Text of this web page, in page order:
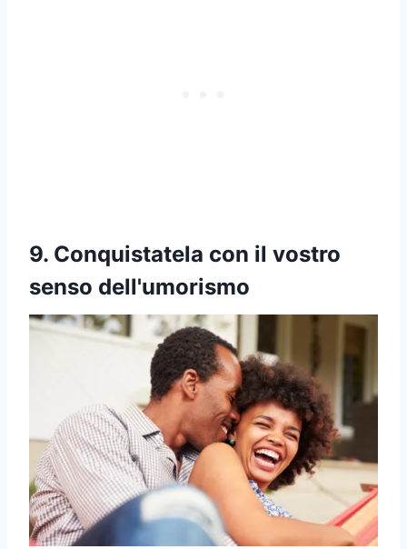
9. Conquistatela con il vostro
senso dell'umorismo